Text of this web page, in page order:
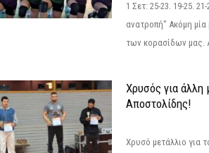
1 Σετ: 25-23. 19-25.
ανατροπή" Ακόμη μία
των κορασίδων μας.
Χρυσός για άλλη
Αποστολίδης!
Χρυσό μετάλλιο για